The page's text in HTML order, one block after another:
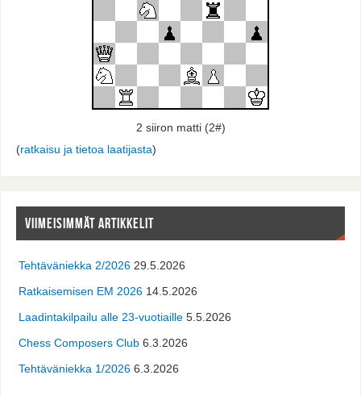
2 siiron matti (2#)
(ratkaisu ja tietoa laatijasta)
VIIMEISIMMÄT ARTIKKELIT
Tehtäväniekka 2/2026 29.5.2026
Ratkaisemisen EM 2026 14.5.2026
Laadintakilpailu alle 23-vuotiaille 5.5.2026
Chess Composers Club 6.3.2026
Tehtäväniekka 1/2026 6.3.2026